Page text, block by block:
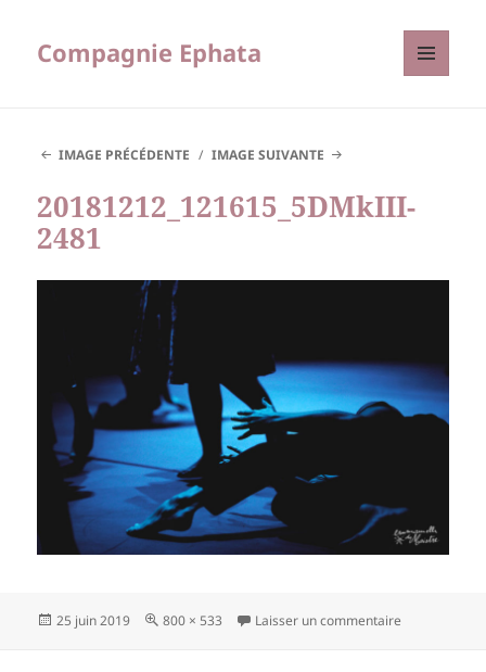
Compagnie Ephata
IMAGE PRÉCÉDENTE
IMAGE SUIVANTE
20181212_121615_5DMkIII-
2481
Publié
25 juin 2019
Taille
800 × 533 Laisser un commentaire